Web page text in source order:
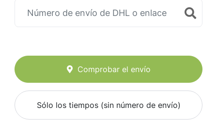
Comprobar el envío
Sólo los tiempos (sin número de envío)